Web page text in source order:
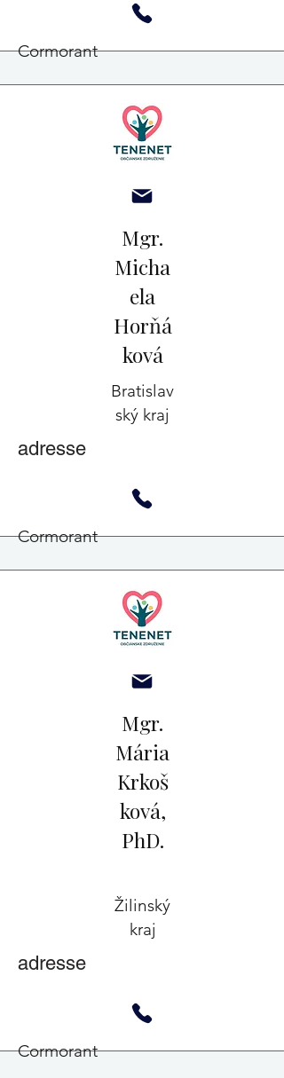
Cormorant
Mgr.
Micha
ela
Horňá
ková
Bratislav
ský kraj
adresse
Cormorant
Mgr.
Mária
Krkoš
ková,
PhD.
Žilinský
kraj
adresse
Cormorant